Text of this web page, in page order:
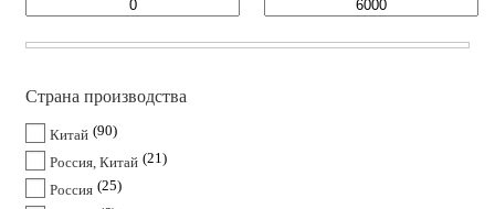
Страна производства
Китай 90
Россия, Китай 21
Россия 25